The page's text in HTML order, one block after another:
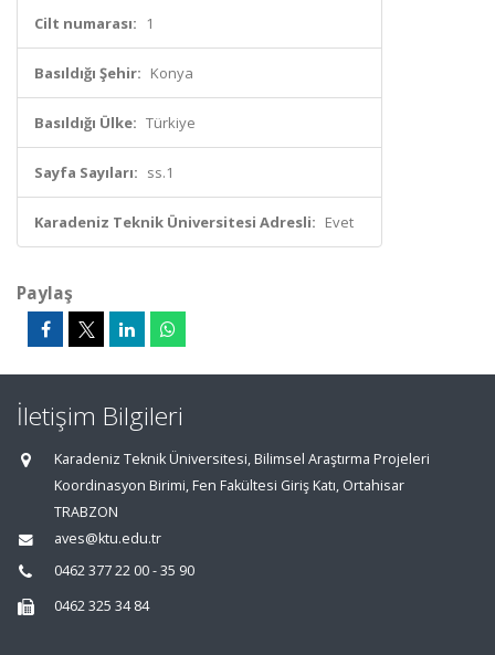
Cilt numarası: 1
Basıldığı Şehir: Konya
Basıldığı Ülke: Türkiye
Sayfa Sayıları: ss.1
Karadeniz Teknik Üniversitesi Adresli: Evet
Paylaş
İletişim Bilgileri
Karadeniz Teknik Üniversitesi, Bilimsel Araştırma Projeleri
Koordinasyon Birimi, Fen Fakültesi Giriş Katı, Ortahisar
TRABZON
aves@ktu.edu.tr
0462 377 22 00 - 35 90
0462 325 34 84